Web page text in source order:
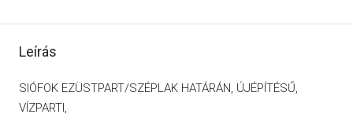
Leírás
SIÓFOK EZÜSTPART/SZÉPLAK HATÁRÁN, ÚJÉPÍTÉSŰ,
VÍZPARTI,